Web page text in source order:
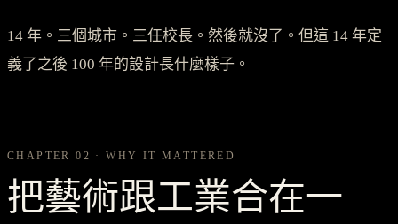
14 年。三個城市。三任校長。然後就沒了。但這 14 年定
義了之後 100 年的設計長什麼樣子。
CHAPTER 02 · WHY IT MATTERED
把藝術跟工業合在一